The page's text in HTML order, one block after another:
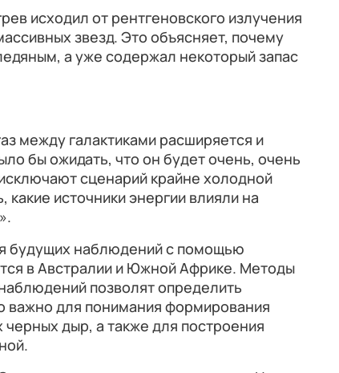
исходил от рентгеновского излучения
звезд. Это объясняет, почему
а уже содержал некоторый запас
между галактиками расширяется и
бы ожидать, что он будет очень, очень
сценарий крайне холодной
источники энергии влияли на
будущих наблюдений с помощью
в Австралии и Южной Африке. Методы
позволят определить
важно для понимания формирования
черных дыр, а также для построения